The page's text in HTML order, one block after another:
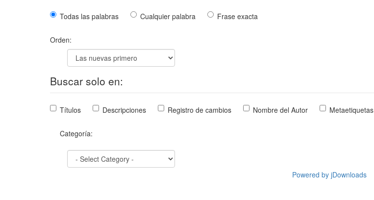
Todas las palabras Cualquier palabra Frase exacta
Orden:
Buscar solo en:
Títulos Descripciones Registro de cambios Nombre del Autor Metaetiquetas
Categoría:
Powered by jDownloads